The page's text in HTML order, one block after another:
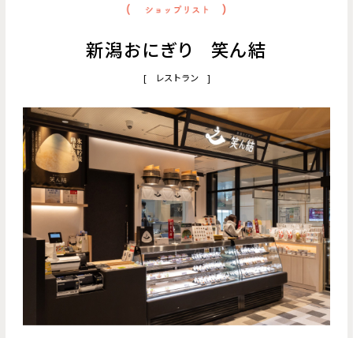
新潟おにぎり 笑ん結
[ レストラン ]